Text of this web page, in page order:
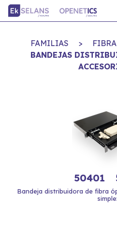
FAMILIAS >
BANDEJAS
50401
Bandeja distribuidora de fibra